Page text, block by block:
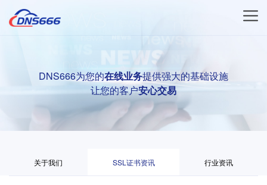
DNS666为您的在线业务提供强大的基础设施
让您的客户安心交易
关于我们 SSL证书资讯 行业资讯